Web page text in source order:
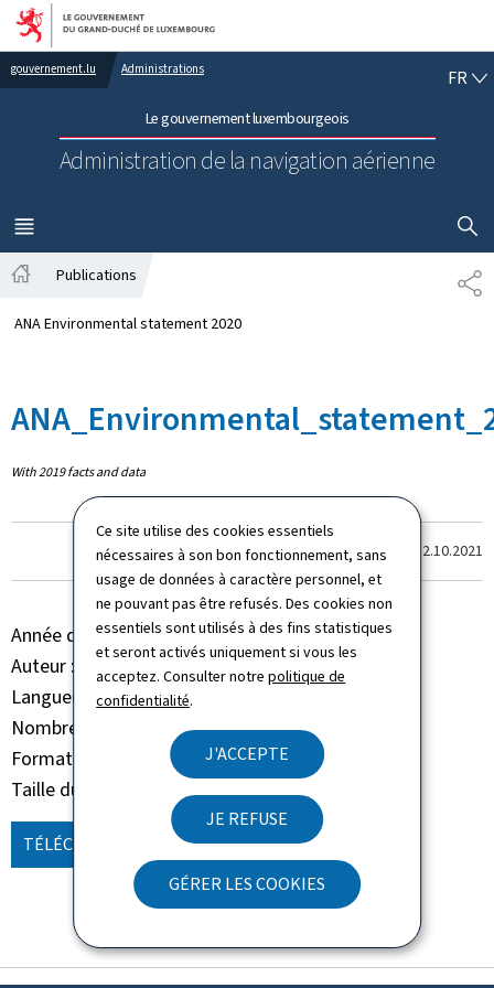
Ce site utilise des cookies essentiels
nécessaires à son bon fonctionnement, sans
usage de données à caractère personnel, et
ne pouvant pas être refusés. Des cookies non
essentiels sont utilisés à des fins statistiques
et seront activés uniquement si vous les
acceptez. Consulter notrepolitique de
confidentialité.
J'ACCEPTE
JE REFUSE
GÉRER LES COOKIES
Aller au menu principal
Aller au contenu
gouvernement.lu Administrations
Le gouvernement luxembourgeois
Administration de la navigation aérienne
FR
MENU
PRINCIPAL
Publications
ANA Environmental statement 2020
With 2019 facts and data
Dernière modification le 12.10.2021
Année de parution 2020
Auteur
ANA
Langue(s)
Anglais
Nombre de pages
29 page(s)
Format du document
Pdf
Taille du fichier
3,77 Mo
TÉLÉCHARGER (EN, PDF - 3,77 MO)